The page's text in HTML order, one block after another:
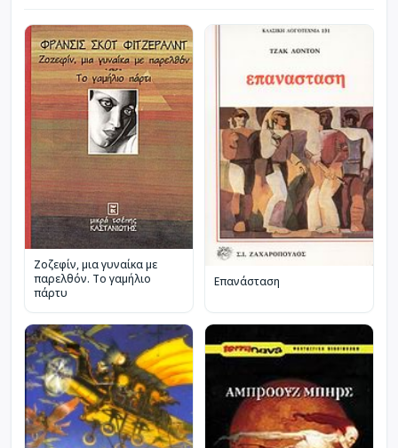
Ζοζεφίν, μια γυναίκα με
παρελθόν. Το γαμήλιο
πάρτυ
Επανάσταση